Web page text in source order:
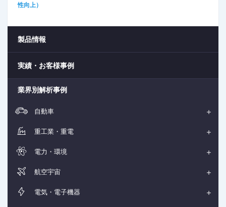
性向上）​
製品情報
実績・お客様事例
業界別解析事例
自動車
重工業・重電
電力・環境
航空宇宙
電気・電子機器